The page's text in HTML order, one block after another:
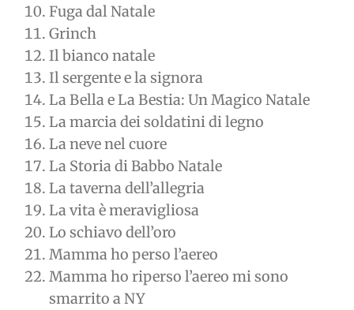
Fuga dal Natale
Grinch
Il bianco natale
Il sergente e la signora
La Bella e La Bestia: Un Magico Natale
La marcia dei soldatini di legno
La neve nel cuore
La Storia di Babbo Natale
La taverna dell’allegria
La vita è meravigliosa
Lo schiavo dell’oro
Mamma ho perso l’aereo
Mamma ho riperso l’aereo mi sono
smarrito a NY